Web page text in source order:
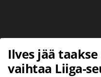
Ilves jää
vaihtaa Liiga-